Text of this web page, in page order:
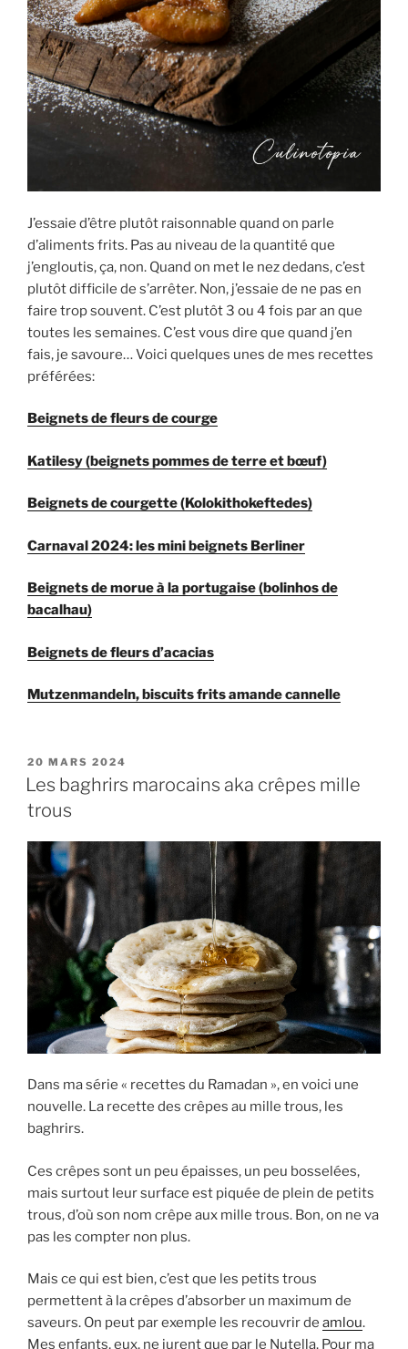
J’essaie d’être plutôt raisonnable quand on parle
d’aliments frits. Pas au niveau de la quantité que
j’engloutis, ça, non. Quand on met le nez dedans, c’est
plutôt difficile de s’arrêter. Non, j’essaie de ne pas en
faire trop souvent. C’est plutôt 3 ou 4 fois par an que
toutes les semaines. C’est vous dire que quand j’en
fais, je savoure… Voici quelques unes de mes recettes
préférées:
Beignets de fleurs de courge
Katilesy (beignets pommes de terre et bœuf)
Beignets de courgette (Kolokithokeftedes)
Carnaval 2024: les mini beignets Berliner
Beignets de morue à la portugaise (bolinhos de
bacalhau)
Beignets de fleurs d’acacias
Mutzenmandeln, biscuits frits amande cannelle
PUBLIÉ
LE
20 MARS 2024
Les baghrirs marocains aka crêpes mille
trous
Dans ma série « recettes du Ramadan », en voici une
nouvelle. La recette des crêpes au mille trous, les
baghrirs.
Ces crêpes sont un peu épaisses, un peu bosselées,
mais surtout leur surface est piquée de plein de petits
trous, d’où son nom crêpe aux mille trous. Bon, on ne va
pas les compter non plus.
Mais ce qui est bien, c’est que les petits trous
permettent à la crêpes d’absorber un maximum de
saveurs. On peut par exemple les recouvrir de amlou.
Mes enfants, eux, ne jurent que par le Nutella. Pour ma